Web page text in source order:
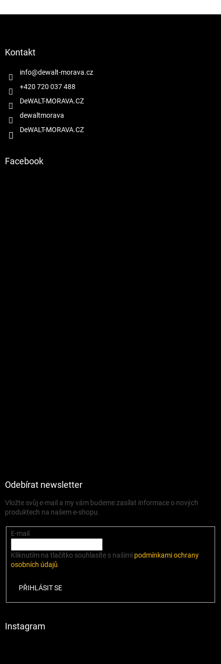
Kontakt
info@dewalt-morava.cz
+420 720 037 488
DeWALT-MORAVA.CZ
dewaltmorava
DeWALT-MORAVA.CZ
Facebook
Odebírat newsletter
Vložte svůj e-mail a my vám budeme zasílat informace o nových
produktech na našem e-shopu.
E-mail
Kliknutím na tlačítko souhlasíte s našimi podmínkami ochrany
osobních údajů.
PŘIHLÁSIT SE
Instagram